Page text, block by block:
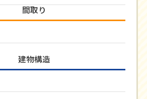
間取り
建物構造